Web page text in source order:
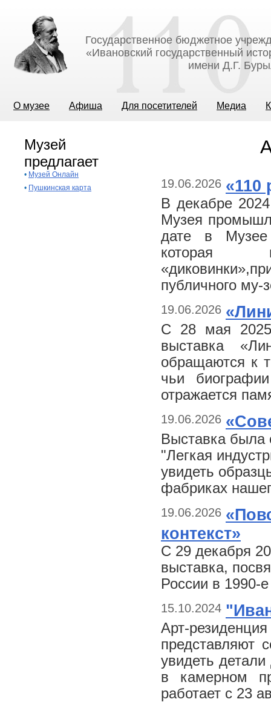
Государственное бюджетное
«Ивановский государственный
имени Д.Г.
О музее Афиша Для посетителей Медиа
Музей
предлагает
• Музей Онлайн
• Пушкинская карта 19.06.2026 «110
В декабре
Музея
дате в Музее
которая
публичного му-
19.06.2026
С 28 мая 2025
выставка
обращаются к
чьи
отражается
19.06.2026
Выставка была
"Легкая
увидеть
фабриках
19.06.2026
контекст»
С 29 декабря
выставка,
России в 1990-
15.10.2024
Арт-
представляют
увидеть
в камерном
работает с 23